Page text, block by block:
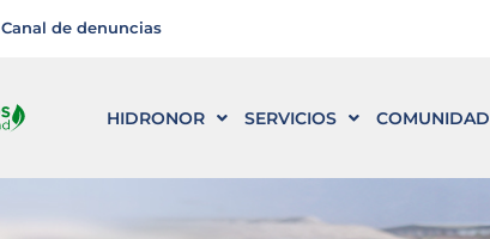
Canal de denuncias
HIDRONOR SERVICIOS